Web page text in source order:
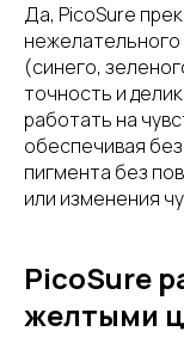
Да, PicoSure
нежелательного
(синего,
точность и
работать на
обеспечивая
пигмента без
или изменения
PicoSure
желтыми